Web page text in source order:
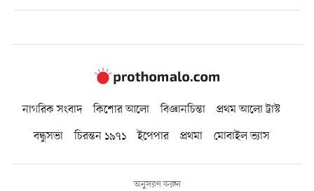
নাগরিক সংবাদ কিশোর আলো বিজ্ঞানচিন্তা
প্রথম আলো ট্রাস্ট
বন্ধুসভা
চিরন্তন ১৯৭১ ইপেপার প্রথমা মোবাইল ভ্যাস
অনুসরণ করুন